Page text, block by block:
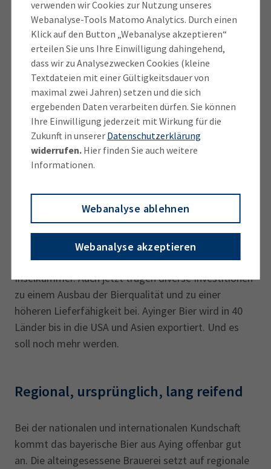
verwenden wir Cookies zur Nutzung unseres
Webanalyse-Tools Matomo Analytics. Durch einen
Klick auf den Button „Webanalyse akzeptieren“
erteilen Sie uns Ihre Einwilligung dahingehend,
dass wir zu Analysezwecken Cookies (kleine
Textdateien mit einer Gültigkeitsdauer von
maximal zwei Jahren) setzen und die sich
ergebenden Daten verarbeiten dürfen. Sie können
Ihre Einwilligung jederzeit mit Wirkung für die
Zukunft in unserer Datenschutzerklärung
widerrufen.Hier finden Sie auch weitere
Informationen.
Webanalyse ablehnen
Webanalyse akzeptieren
mehr Dynamik in den Betrieb zu bringen. „Das
Unternehmen war zwar stabil und besaß ein gutes
Fundament, aber es war keine wirkliche Entwicklung
sichtbar“, beschreibt er die damalige Lage.
In 40 Ländern gern getrunken
Zur Dynamik gehört für ihn vor allem der massive
Ausbau des Exports. Dem Vater sei es zu verdanken,
1999 eine der technisch fortschrittlichsten
Brauereien Europas errichten lassen.
„Das war wirklich aufsehenerregend, unsere Brauerei
ist dadurch mit einem Schlag berühmt geworden“, so
Inselkammer. Auch jetzt tragen diverse Investitionen
zu einem Ausbau der Bierqualität und zu einer
höheren Lieferfähigkeit bei. Ayinger Bier wird in 40
Länder bis in die USA und Asien exportiert. Und es
soll noch mehr werden.
Regional, ursprünglich, lang reifend
Bei der nationalen und internationalen Kundschaft
kommt das bayerische Bier aus Aying offenbar gut
an. Die alteingesessene Brauerei setzt auf regionale